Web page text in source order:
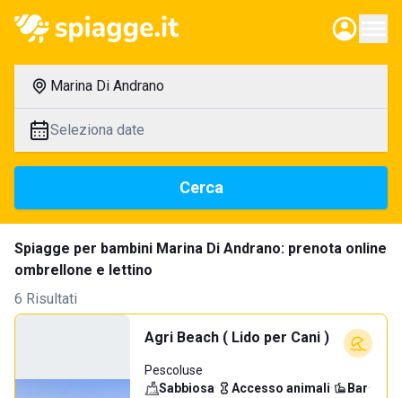
Marina Di Andrano
Seleziona date
Cerca
Spiagge per bambini Marina Di Andrano: prenota online
ombrellone e lettino
6 Risultati
Agri Beach ( Lido per Cani )
Pescoluse
Sabbiosa· Accesso animali· Bar·